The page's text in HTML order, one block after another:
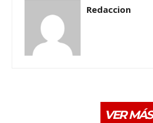
Redaccion
VER MÁS